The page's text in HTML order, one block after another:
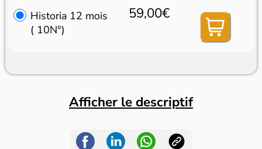
Historia 12 mois
( 10N°)
59,00€
Afficher le descriptif